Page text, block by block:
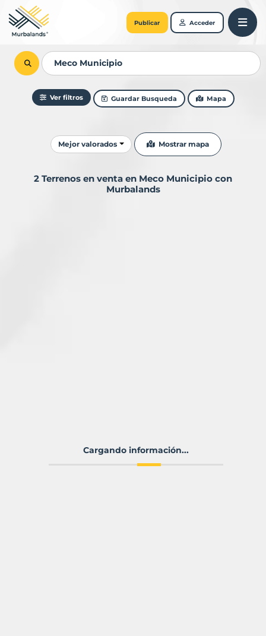
Publicar Acceder
Ver filtros Guardar Busqueda Mapa
Ordenar resultados
Mejor valorados Mostrar mapa
2 Terrenos en venta en Meco Municipio con
Murbalands
Cargando información...